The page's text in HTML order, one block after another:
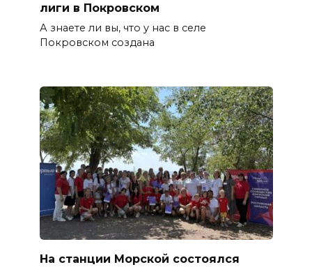
лиги в Покровском
А знаете ли вы, что у нас в селе
Покровском создана
На станции Морской состоялся